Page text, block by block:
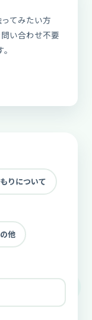
てみたい方
い合わせ不要
りについて
他